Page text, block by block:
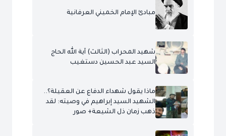
مبادئ الإمام الخميني العرفانية
شهيد المحراب (الثالث) آية الله الحاج
السيد عبد الحسين دستغيب
ماذا يقول شهداء الدفاع عن العقيلة؟..
الشهيد السيد إبراهيم في وصيته: لقد
ذهب زمان ذل الشيعة+ صور